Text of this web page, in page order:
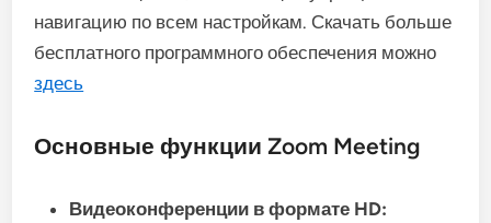
навигацию по всем настройкам. Скачать больше
бесплатного программного обеспечения можно
здесь
Основные функции Zoom Meeting
Видеоконференции в формате HD: